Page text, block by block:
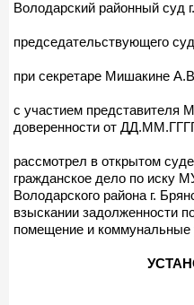
Володарский районный суд
председательствующего
при секретаре Мишакине
с участием представителя
доверенности от
рассмотрел в открытом
гражданское дело по иску
Володарского района г.
взыскании задолженности
помещение и коммунальные